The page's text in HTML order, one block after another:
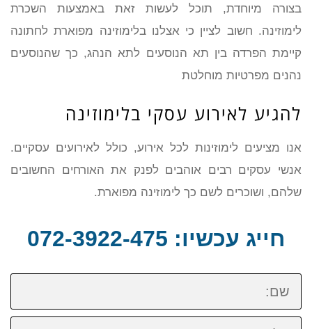
בצורה מיוחדת, תוכל לעשות זאת באמצעות השכרת
לימוזינה. חשוב לציין כי אצלנו בלימוזינה מפוארת לחתונה
קיימת הפרדה בין תא הנוסעים לתא הנהג, כך שהנוסעים
נהנים מפרטיות מוחלטת
להגיע לאירוע עסקי בלימוזינה
אנו מציעים לימוזינות לכל אירוע, כולל לאירועים עסקיים.
אנשי עסקים רבים אוהבים לפנק את האורחים החשובים
שלהם, ושוכרים לשם כך לימוזינה מפוארת.
חייג עכשיו: 072-3922-475
שם:
טלפון: